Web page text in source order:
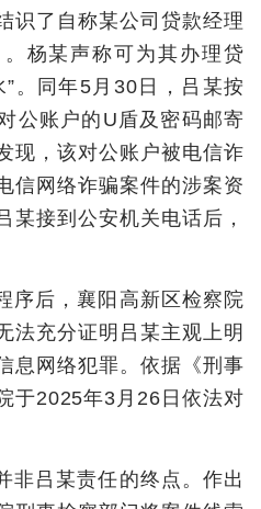
识了自称某公司贷款经理
杨某声称可为其办理贷
。同年5月30日，吕某按
公账户的U盾及密码邮寄
现，该对公账户被电信诈
信网络诈骗案件的涉案资
某接到公安机关电话后，
序后，襄阳高新区检察院
法充分证明吕某主观上明
息网络犯罪。依据《刑事
于2025年3月26日依法对
非吕某责任的终点。作出